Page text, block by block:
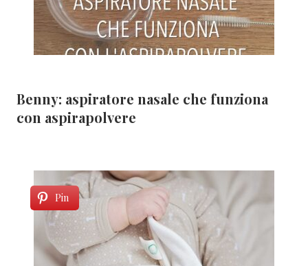
Benny: aspiratore nasale che funziona
con aspirapolvere
Pin